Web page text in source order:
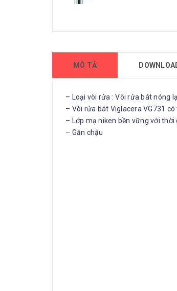
MÔ TẢ
– Loại vòi rửa : Vòi rửa bát nóng
– Vòi rửa bát Viglacera VG731
– Lớp mạ niken bền vững với thời
– Gắn chậu